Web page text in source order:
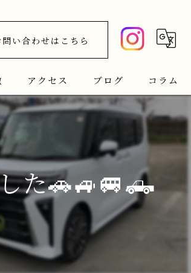
問い合わせはこちら
アクセス ブログ コラム
た🚗🚙🚐🛻